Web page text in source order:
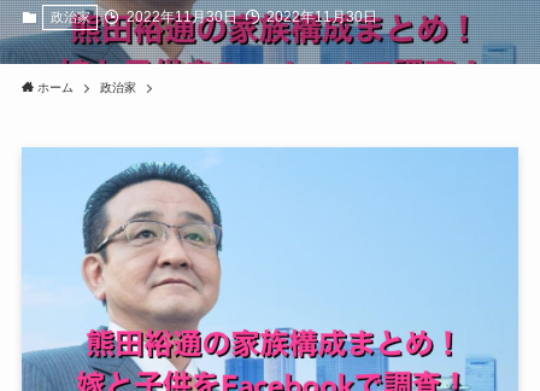
政治家 2022年11月30日 2022年11月30日
ホーム 政治家